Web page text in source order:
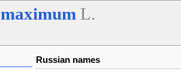
maximum L.
Russian names